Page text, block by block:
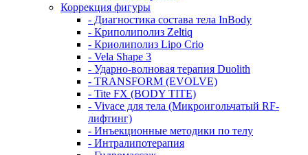
Коррекция фигуры
- Диагностика состава тела InBody
- Криполиполиз Zeltiq
- Криолиполиз Lipo Crio
- Vela Shape 3
- Ударно-волновая терапия Duolith
- TRANSFORM (EVOLVE)
- Tite FX (BODY TITE)
- Vivace для тела (Микроигольчатый RF-
лифтинг)
- Инъекционные методики по телу
- Интралипотерапия